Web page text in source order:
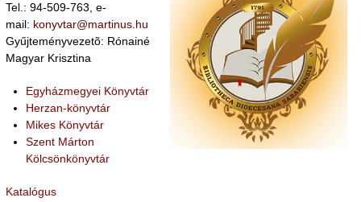
Tel.: 94-509-763, e-
mail: konyvtar@martinus.hu
Gyűjteményvezetõ: Rónainé
Magyar Krisztina
Egyházmegyei Könyvtár
Herzan-könyvtár
Mikes Könyvtár
Szent Márton
Kölcsönkönyvtár
Katalógus